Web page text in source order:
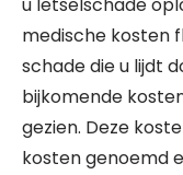
medische kosten
schade die u lijdt
bijkomende
gezien. Deze
kosten genoemd